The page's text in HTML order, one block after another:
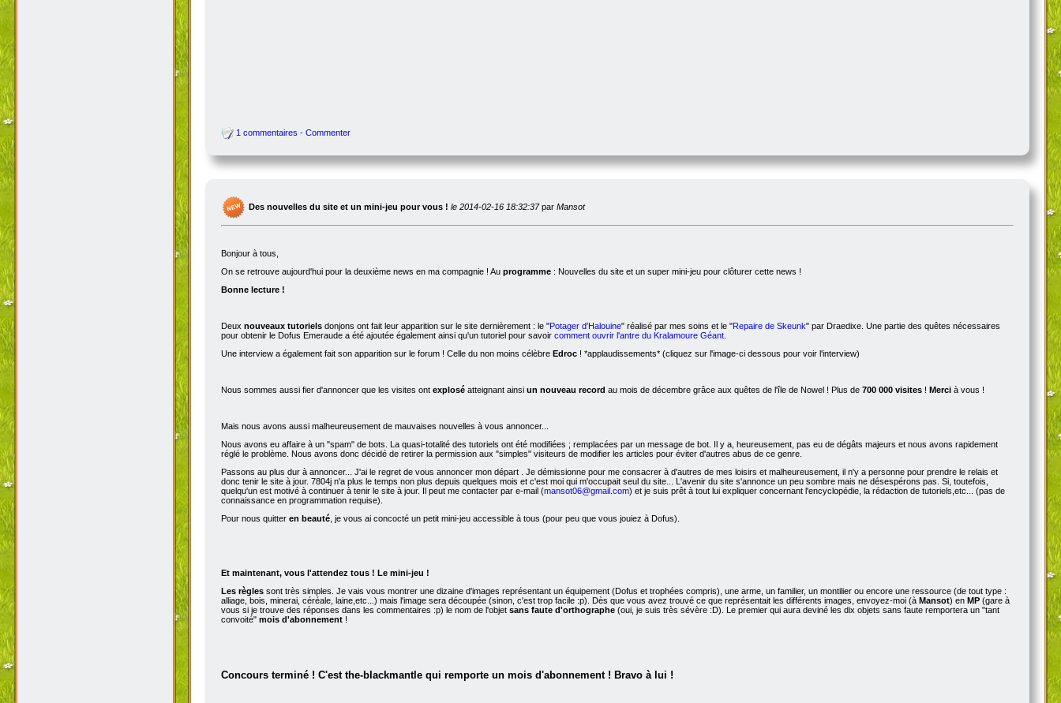
1 commentaires - Commenter
Des nouvelles du site et un mini-jeu pour vous ! le 2014-02-16 18:32:37par Mansot
Bonjour à tous,
On se retrouve aujourd'hui pour la deuxième news en ma compagnie ! Au programme : Nouvelles du site et un super mini-jeu pour clôturer cette news !
Bonne lecture !
Deux nouveaux tutoriels donjons ont fait leur apparition sur le site dernièrement : le "Potager d'Halouine" réalisé par mes soins et le "Repaire de Skeunk" par Draedixe. Une partie des quêtes nécessaires
pour obtenir le Dofus Emeraude a été ajoutée également ainsi qu'un tutoriel pour savoir comment ouvrir l'antre du Kralamoure Géant.
Une interview a également fait son apparition sur le forum ! Celle du non moins célèbre Edroc ! *applaudissements* (cliquez sur l'image-ci dessous pour voir l'interview)
Nous sommes aussi fier d'annoncer que les visites ont explosé atteignant ainsi un nouveau record au mois de décembre grâce aux quêtes de l'île de Nowel ! Plus de 700 000 visites ! Merci à vous !
Mais nous avons aussi malheureusement de mauvaises nouvelles à vous annoncer...
Nous avons eu affaire à un "spam" de bots. La quasi-totalité des tutoriels ont été modifiées ; remplacées par un message de bot. Il y a, heureusement, pas eu de dégâts majeurs et nous avons rapidement
réglé le problème. Nous avons donc décidé de retirer la permission aux "simples" visiteurs de modifier les articles pour éviter d'autres abus de ce genre.
Passons au plus dur à annoncer... J'ai le regret de vous annoncer mon départ . Je démissionne pour me consacrer à d'autres de mes loisirs et malheureusement, il n'y a personne pour prendre le relais et
donc tenir le site à jour. 7804j n'a plus le temps non plus depuis quelques mois et c'est moi qui m'occupait seul du site... L'avenir du site s'annonce un peu sombre mais ne désespérons pas. Si, toutefois,
quelqu'un est motivé à continuer à tenir le site à jour. Il peut me contacter par e-mail (mansot06@gmail.com) et je suis prêt à tout lui expliquer concernant l'encyclopédie, la rédaction de tutoriels,etc... (pas de
connaissance en programmation requise).
Pour nous quitter en beauté, je vous ai concocté un petit mini-jeu accessible à tous (pour peu que vous jouiez à Dofus).
Et maintenant, vous l'attendez tous ! Le mini-jeu !
Les règles sont très simples. Je vais vous montrer une dizaine d'images représentant un équipement (Dofus et trophées compris), une arme, un familier, un montilier ou encore une ressource (de tout type :
alliage, bois, minerai, céréale, laine,etc...) mais l'image sera découpée (sinon, c'est trop facile :p). Dès que vous avez trouvé ce que représentait les différents images, envoyez-moi (à Mansot) en MP (gare à
vous si je trouve des réponses dans les commentaires :p) le nom de l'objet sans faute d'orthographe (oui, je suis très sévère :D). Le premier qui aura deviné les dix objets sans faute remportera un "tant
convoité" mois d'abonnement !
Concours terminé ! C'est the-blackmantle qui remporte un mois d'abonnement ! Bravo à lui !